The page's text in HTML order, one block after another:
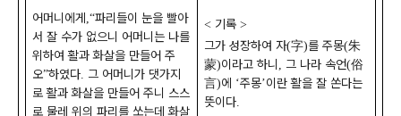
어머니에게 ,“파리들이 눈을 빨아
서 잘 수가 없으니 어머니는 나를
위하여 활과 화살을 만들어 주
오”하였다. 그 어머니가 댓가지
로 활과 화살을 만들어 주니 스스
로 물레 위의 파리를 쏘는데 화살
< 기록 >
그가 성장하여 자(字)를 주몽(朱
蒙)이라고 하니 , 그 나라 속언(俗
言)에 ‘주몽’이란 활을 잘 쏜다는
뜻이다.